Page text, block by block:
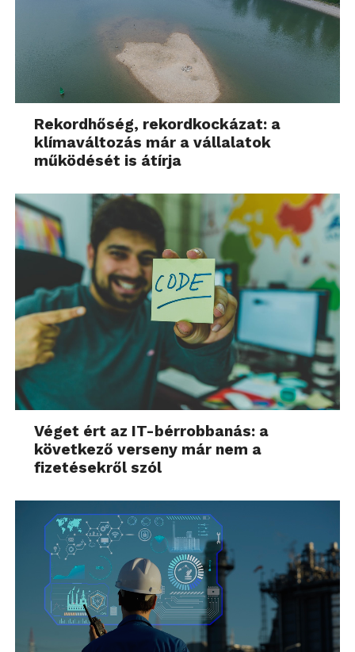
További friss híreket talál a Technokrata
főoldalán!
Csatlakozzon hozzánk a
Facebookon
Rekordhőség, rekordkockázat: a
klímaváltozás már a vállalatok
működését is átírja
Véget ért az IT-bérrobbanás: a
következő verseny már nem a
fizetésekről szól